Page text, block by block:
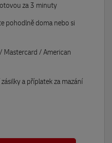
za 3 minuty
pohodlně doma nebo si
Mastercard / American
a příplatek za mazání